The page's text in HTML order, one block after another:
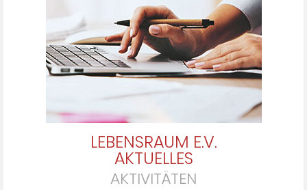
LEBENSRAUM E.V.
AKTUELLES
AKTIVITÄTEN